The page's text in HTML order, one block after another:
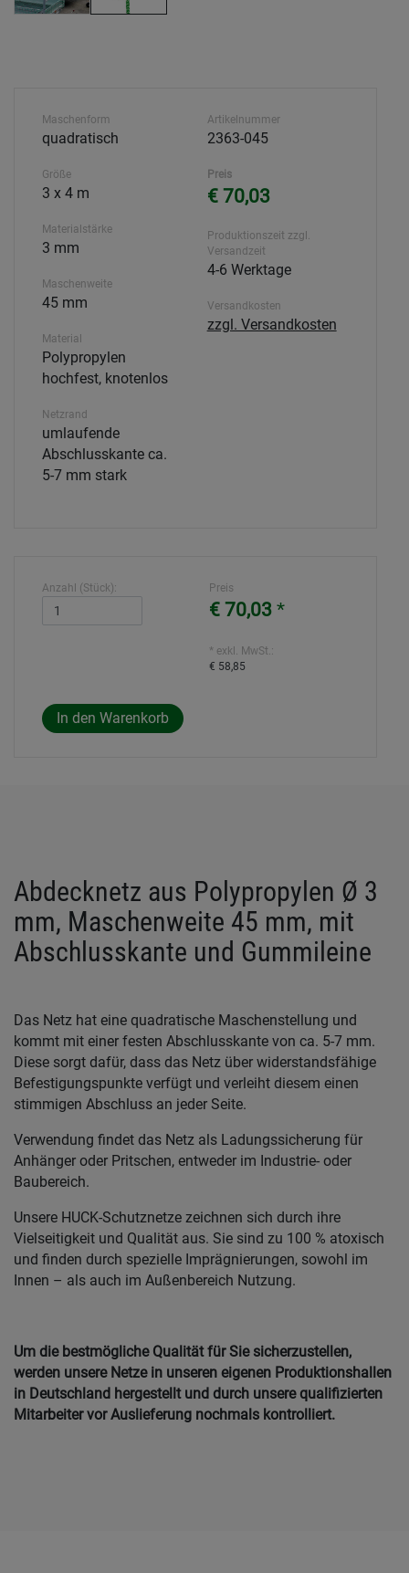
Maschenform
quadratisch
Größe
3 x 4 m
Materialstärke
3 mm
Maschenweite
45 mm
Material
Polypropylen
hochfest, knotenlos
Netzrand
umlaufende
Abschlusskante ca.
5-7 mm stark
Artikelnummer
2363-045
Preis
€ 70,03
Produktionszeit zzgl.
Versandzeit
4-6 Werktage
Versandkosten
zzgl. Versandkosten
Anzahl (Stück): Preis
€ 70,03 *
* exkl. MwSt.:
€ 58,85
Abdecknetz aus Polypropylen Ø 3
mm, Maschenweite 45 mm, mit
Abschlusskante und Gummileine
Das Netz hat eine quadratische Maschenstellung und
kommt mit einer festen Abschlusskante von ca. 5-7 mm.
Diese sorgt dafür, dass das Netz über widerstandsfähige
Befestigungspunkte verfügt und verleiht diesem einen
stimmigen Abschluss an jeder Seite.
Verwendung findet das Netz als Ladungssicherung für
Anhänger oder Pritschen, entweder im Industrie- oder
Baubereich.
Unsere HUCK-Schutznetze zeichnen sich durch ihre
Vielseitigkeit und Qualität aus. Sie sind zu 100 % atoxisch
und finden durch spezielle Imprägnierungen, sowohl im
Innen – als auch im Außenbereich Nutzung.
Um die bestmögliche Qualität für Sie sicherzustellen,
werden unsere Netze in unseren eigenen Produktionshallen
in Deutschland hergestellt und durch unsere qualifizierten
Mitarbeiter vor Auslieferung nochmals kontrolliert.